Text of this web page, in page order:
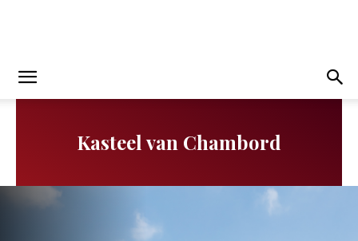
Kasteel van Chambord